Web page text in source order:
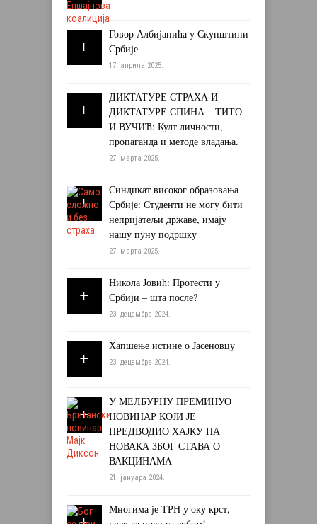
Говор Албијанића у Скупштини
Србије
17. априла 2025.
ДИКТАТУРЕ СТРАХА И
ДИКТАТУРЕ СПИНА – ТИТО
И ВУЧИЋ: Култ личности,
пропаганда и методе владања.
27. марта 2025.
Синдикат високог образовања
Србије: Студенти не могу бити
непријатељи државе, имају
нашу пуну подршку
27. марта 2025.
Никола Јовић: Протести у
Србији – шта после?
23. децембра 2024.
Хапшење истине о Јасеновцу
23. децембра 2024.
У МЕЛБУРНУ ПРЕМИНУО
НОВИНАР КОЈИ ЈЕ
ПРЕДВОДИО ХАЈКУ НА
НОВАКА ЗБОГ СТАВА О
ВАКЦИНАМА
21. јануара 2024.
Многима је ТРН у оку крст,